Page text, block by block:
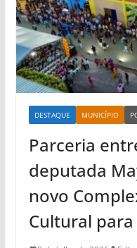
DESTAQUE MUNICÍPIO
Parceria
deputada
novo
Cultural